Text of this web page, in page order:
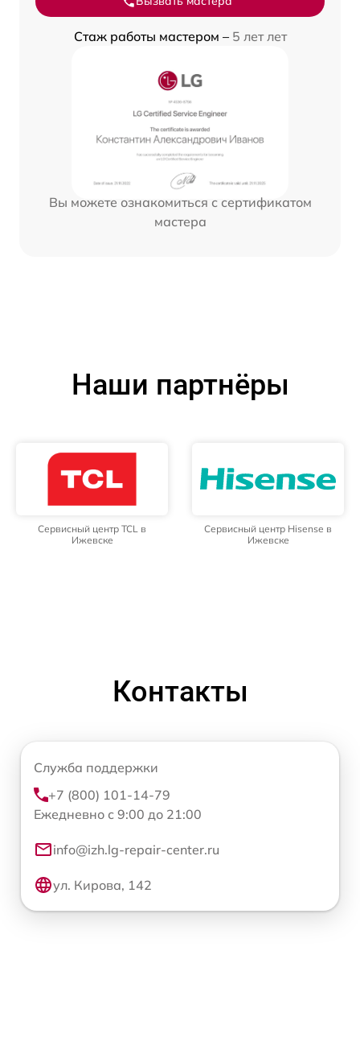
Стаж работы мастером – 5 лет лет
Вы можете ознакомиться с сертификатом
мастера
Наши партнёры
Сервисный центр TCL в
Ижевске
Сервисный центр Hisense в
Ижевске
Контакты
Служба поддержки
+7 (800) 101-14-79
Ежедневно с 9:00 до 21:00
info@izh.lg-repair-center.ru
ул. Кирова, 142